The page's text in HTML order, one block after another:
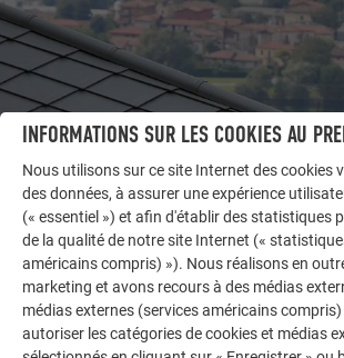
LAISSEZ-VOUS INSPIRER
AUTRES BÂTIMENTS
INFORMATIONS SUR LES COOKIES AU
Nous utilisons sur ce site Internet des cookies
des données, à assurer une expérience
(« essentiel ») et afin d'établir des statistiques
de la qualité de notre site Internet («
américains compris) »). Nous réalisons en
marketing et avons recours à des médias
médias externes (services américains
autoriser les catégories de cookies et médias